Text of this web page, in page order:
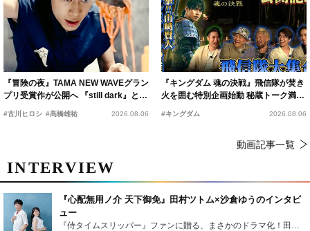
『冒険の夜』TAMA NEW WAVEグラン
プリ受賞作が公開へ 『still dark』と同
時上映決定
#古川ヒロシ #髙橋雄祐 2026.08.06
『キングダム 魂の決戦』飛信隊が焚き
火を囲む特別企画始動 秘蔵トーク満載
の“キングダムキャンプ”開催
#キングダム 2026.08.06
動画記事一覧
INTERVIEW
『心配無用ノ介 天下御免』田村ツトム×沙倉ゆうのインタビ
ュー
『侍タイムスリッパー』ファンに贈る、まさかのドラマ化！田村ツトム×沙倉ゆうのが語る『心配無用ノ介』撮影秘話